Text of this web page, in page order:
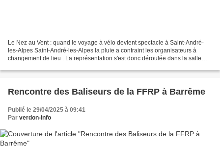
Le Nez au Vent : quand le voyage à vélo devient spectacle à Saint-André-
les-Alpes Saint-André-les-Alpes la pluie a contraint les organisateurs à
changement de lieu . La représentation s'est donc déroulée dans la salle
Rencontre des Baliseurs de la FFRP à Barrême
Publié le 29/04/2025 à 09:41
Par verdon-info